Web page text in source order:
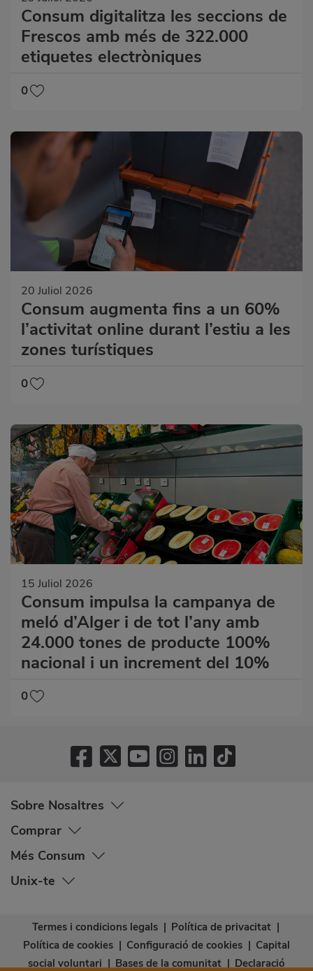
Consum digitalitza les seccions de
Frescos amb més de 322.000
etiquetes electròniques
0
20 Juliol 2026
Consum augmenta fins a un 60%
l’activitat online durant l’estiu a les
zones turístiques
0
15 Juliol 2026
Consum impulsa la campanya de
meló d’Alger i de tot l’any amb
24.000 tones de producte 100%
nacional i un increment del 10%
0
Sobre Nosaltres
Comprar
Més Consum
Unix-te
Termes i condicions legals | Política de privacitat |
Política de cookies | Configuració de cookies | Capital
social voluntari | Bases de la comunitat | Declaració